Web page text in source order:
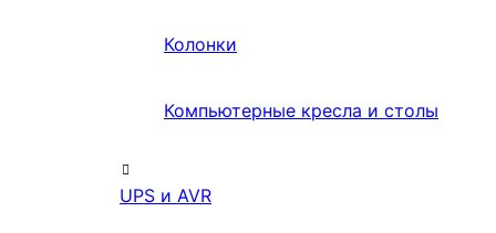
Колонки
Компьютерные кресла и столы
UPS и AVR